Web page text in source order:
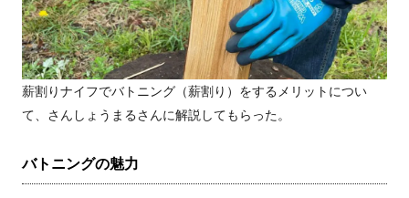
薪割りナイフでバトニング（薪割り）をするメリットについ
て、さんしょうまるさんに解説してもらった。
バトニングの魅力